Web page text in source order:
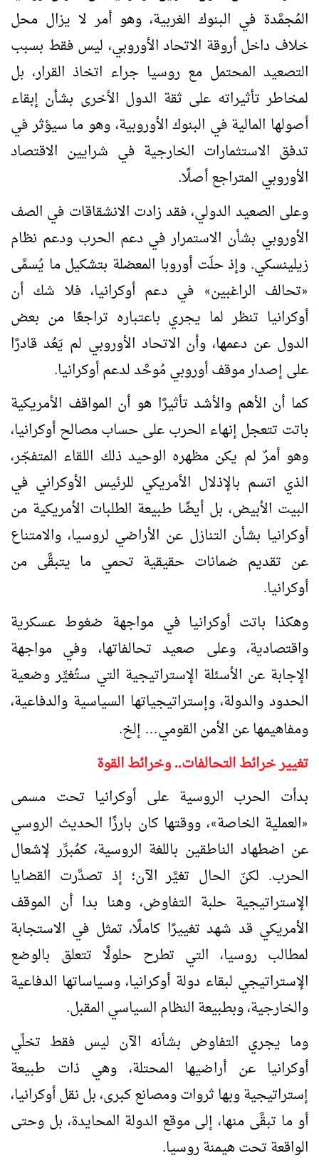
المُجمَّدة في البنوك الغربية، وهو أمر لا يزال محل
خلاف داخل أروقة الاتحاد الأوروبي، ليس فقط بسبب
التصعيد المحتمل مع روسيا جراء اتخاذ القرار، بل
لمخاطر تأثيراته على ثقة الدول الأخرى بشأن إبقاء
أصولها المالية في البنوك الأوروبية، وهو ما سيؤثر في
تدفق الاستثمارات الخارجية في شرايين الاقتصاد
الأوروبي المتراجع أصلًا.
وعلى الصعيد الدولي، فقد زادت الانشقاقات في الصف
الأوروبي بشأن الاستمرار في دعم الحرب ودعم نظام
زيلينسكي. وإذ حلّت أوروبا المعضلة بتشكيل ما يُسمَّى
«تحالف الراغبين»
في دعم أوكرانيا، فلا شك أن
أوكرانيا تنظر لما يجري باعتباره تراجعًا من بعض
الدول عن دعمها، وأن الاتحاد الأوروبي لم يَعُد قادرًا
على إصدار موقف أوروبي مُوحَّد لدعم أوكرانيا.
كما أن الأهم والأشد تأثيرًا هو أن المواقف الأمريكية
باتت تتعجل إنهاء الحرب على حساب مصالح أوكرانيا،
وهو أمرٌ لم يكن مظهره الوحيد ذلك اللقاء المتفجّر،
الذي اتسم بالإذلال الأمريكي للرئيس الأوكراني في
البيت الأبيض، بل أيضًا طبيعة الطلبات الأمريكية من
أوكرانيا بشأن التنازل عن الأراضي لروسيا، والامتناع
عن تقديم ضمانات حقيقية تحمي ما يتبقَّى من
أوكرانيا.
وهكذا باتت أوكرانيا في مواجهة ضغوط عسكرية
واقتصادية، وعلى صعيد تحالفاتها، وفي مواجهة
الإجابة عن الأسئلة الإستراتيجية التي ستُغيِّر وضعية
الحدود والدولة، وإستراتيجياتها السياسية والدفاعية،
ومفاهيمها عن الأمن القومي… إلخ.
تغيير خرائط التحالفات.. وخرائط القوة
بدأت الحرب الروسية على أوكرانيا تحت مسمى
«العملية الخاصة»، ووقتها كان بارزًا الحديث الروسي
عن اضطهاد الناطقين باللغة الروسية، كمُبرِّر لإشعال
الحرب. لكنّ الحال تغيَّر الآن؛ إذ تصدَّرت القضايا
الإستراتيجية حلبة التفاوض، وهنا بدا أن الموقف
الأمريكي قد شهد تغييرًا كاملًا، تمثل في الاستجابة
لمطالب روسيا، التي تطرح حلولًا تتعلق بالوضع
الإستراتيجي لبقاء دولة أوكرانيا، وسياساتها الدفاعية
والخارجية، وبطبيعة النظام السياسي المقبل.
وما يجري التفاوض بشأنه الآن ليس فقط تخلّي
أوكرانيا عن أراضيها المحتلة، وهي ذات طبيعة
إستراتيجية وبها ثروات ومصانع كبرى، بل نقل أوكرانيا،
أو ما تبقَّى منها، إلى موقع الدولة المحايدة، بل وحتى
الواقعة تحت هيمنة روسيا.